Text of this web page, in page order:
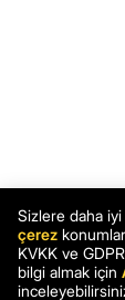
Sizlere daha
çerez
KVKK ve
bilgi almak için